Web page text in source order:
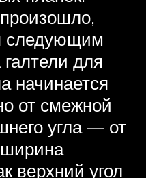
следующим
для
начинается
от смежной
угла — от
верхний угол